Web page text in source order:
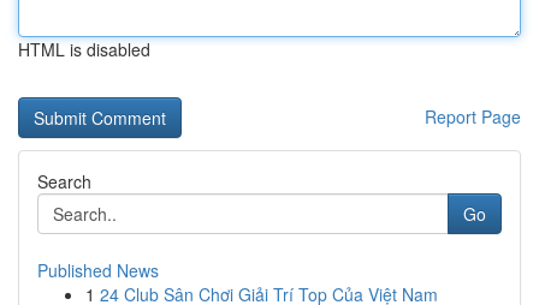
HTML is disabled
Report Page
Search
Go
Published News
1 24 Club Sân Chơi Giải Trí Top Của Việt Nam